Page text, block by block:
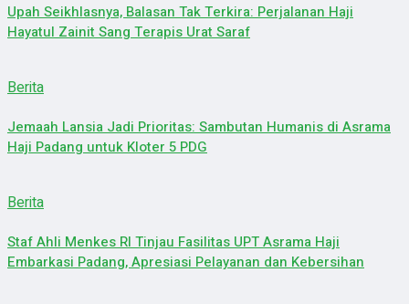
Upah Seikhlasnya, Balasan Tak Terkira: Perjalanan Haji
Hayatul Zainit Sang Terapis Urat Saraf
Berita
Jemaah Lansia Jadi Prioritas: Sambutan Humanis di Asrama
Haji Padang untuk Kloter 5 PDG
Berita
Staf Ahli Menkes RI Tinjau Fasilitas UPT Asrama Haji
Embarkasi Padang, Apresiasi Pelayanan dan Kebersihan